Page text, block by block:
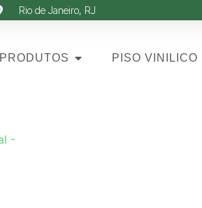
Rio de Janeiro, RJ
PRODUTOS PISO VINILICO